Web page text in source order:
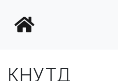
КНУТД